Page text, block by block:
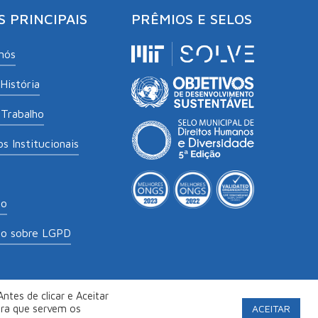
PRINCIPAIS
Institucionais
sobre LGPD
PRÊMIOS E SELOS
. Política de Privacidade
de clicar e Aceitar
que servem os
ACEITAR